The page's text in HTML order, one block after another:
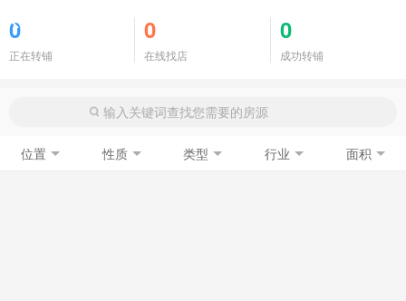
0
正在转铺
0
在线找店
0
成功转铺
位置 性质 类型 行业 面积